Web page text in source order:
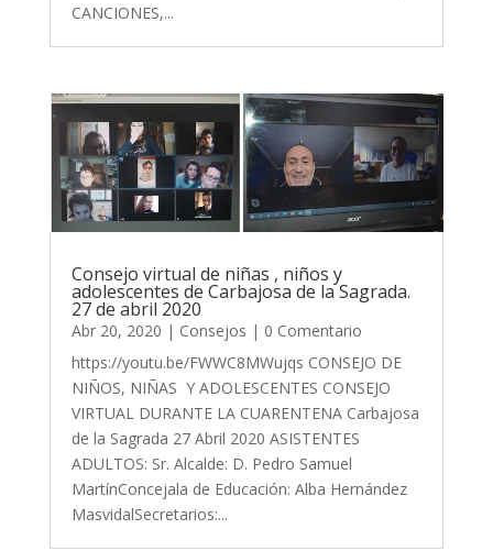
CANCIONES,...
Consejo virtual de niñas , niños y
adolescentes de Carbajosa de la Sagrada.
27 de abril 2020
Abr 20, 2020 | Consejos | 0 Comentario
https://youtu.be/FWWC8MWujqs CONSEJO DE
NIÑOS, NIÑAS Y ADOLESCENTES CONSEJO
VIRTUAL DURANTE LA CUARENTENA Carbajosa
de la Sagrada 27 Abril 2020 ASISTENTES
ADULTOS: Sr. Alcalde: D. Pedro Samuel
MartínConcejala de Educación: Alba Hernández
MasvidalSecretarios:...